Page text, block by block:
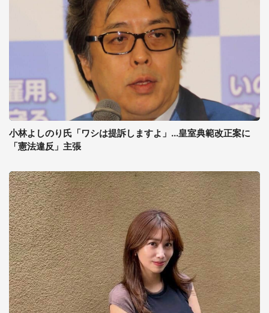
小林よしのり氏「ワシは提訴しますよ」...皇室典範改正案に
「憲法違反」主張